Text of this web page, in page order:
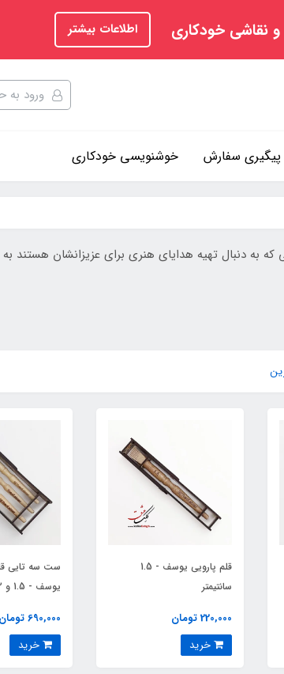
نقاشی خودکاری اطلاعات بیشتر
ورود به
پیگیری سفارش خوشنویسی خودکاری
دنبال تهیه هدایای هنری برای عزیزانشان هستند به
قلم پارویی یوسف - 1.5
سانتیمتر
220,000 تومان
ست سه تایی
یوسف - 1.5 و 2 و 2.5 سانتیمتر
690,000 تومان
خرید